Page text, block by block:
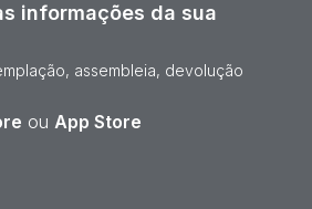
informações da sua
assembleia, devolução
ou App Store